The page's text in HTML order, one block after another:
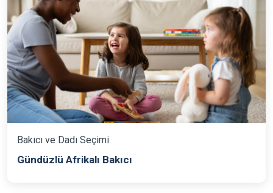
Bakıcı ve Dadı Seçimi
Gündüzlü Afrikalı Bakıcı